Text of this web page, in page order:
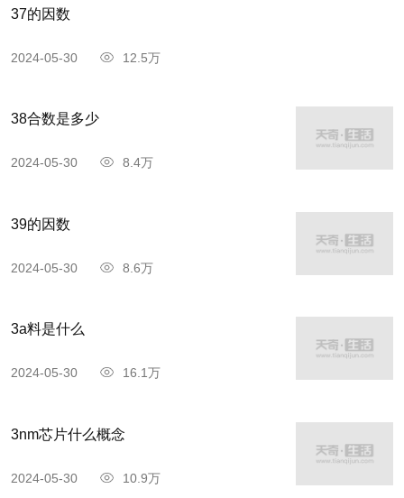
37的因数
2024-05-30 12.5万
38合数是多少
2024-05-30 8.4万
39的因数
2024-05-30 8.6万
3a料是什么
2024-05-30 16.1万
3nm芯片什么概念
2024-05-30 10.9万